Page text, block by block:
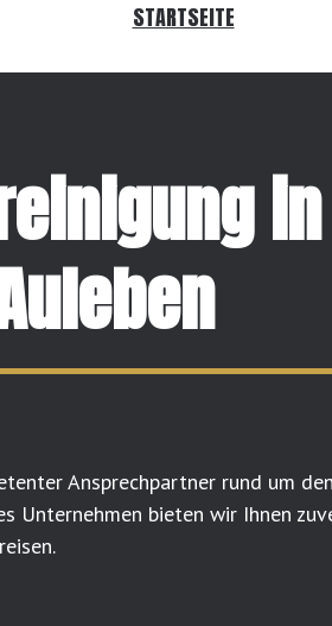
STARTSEITE
Ansprechpartner rund um
Unternehmen bieten wir Ihnen